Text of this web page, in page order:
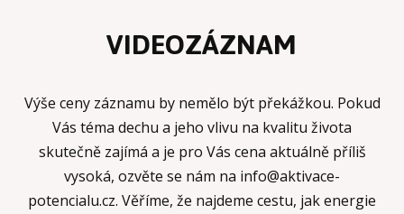
VIDEOZÁZNAM
Výše ceny záznamu by nemělo být překážkou. Pokud
Vás téma dechu a jeho vlivu na kvalitu života
skutečně zajímá a je pro Vás cena aktuálně příliš
vysoká, ozvěte se nám na info@aktivace-
potencialu.cz. Věříme, že najdeme cestu, jak energie